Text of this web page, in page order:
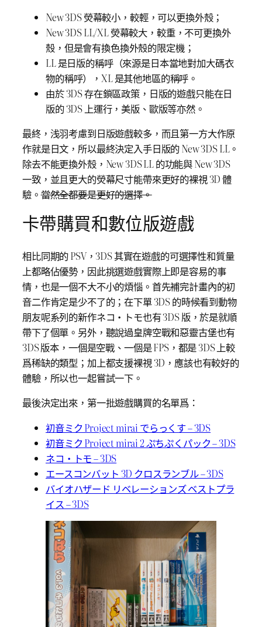
New 3DS 熒幕較小，較輕，可以更換外殼；
New 3DS LL/XL 熒幕較大，較重，不可更換外
殼，但是會有換色換外殼的限定機；
LL 是日版的稱呼（來源是日本當地對加大碼衣
物的稱呼），XL 是其他地區的稱呼。
由於 3DS 存在鎖區政策，日版的遊戲只能在日
版的 3DS 上運行，美版、歐版等亦然。
最終，浅羽考慮到日版遊戲較多，而且第一方大作原
作就是日文，所以最終決定入手日版的 New 3DS LL。
除去不能更換外殼，New 3DS LL 的功能與 New 3DS
一致，並且更大的熒幕尺寸能帶來更好的裸視 3D 體
驗。當然全都要是更好的選擇。
卡帶購買和數位版遊戲
相比同期的 PSV，3DS 其實在遊戲的可選擇性和質量
上都略佔優勢，因此挑選遊戲實際上即是容易的事
情，也是一個不大不小的煩惱。首先補完計畫內的初
音二作肯定是少不了的；在下單 3DS 的時候看到動物
朋友呢系列的新作ネコ・トモ也有 3DS 版，於是就順
帶下了個單。另外，聽說過皇牌空戰和惡靈古堡也有
3DS 版本，一個是空戰、一個是 FPS，都是 3DS 上較
爲稀缺的類型；加上都支援裸視 3D，應該也有較好的
體驗，所以也一起嘗試一下。
最後決定出來，第一批遊戲購買的名單爲：
初音ミク Project mirai でらっくす – 3DS
初音ミク Project mirai 2 ぷちぷくパック – 3DS
ネコ・トモ – 3DS
エースコンバット 3D クロスランブル – 3DS
バイオハザード リベレーションズ ベストプラ
イス – 3DS